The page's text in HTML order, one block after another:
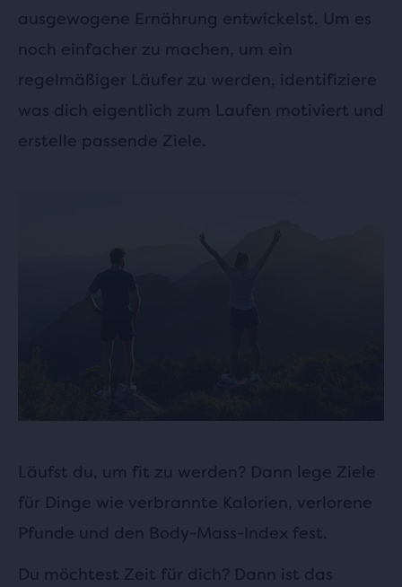
ausgewogene Ernährung entwickelst. Um es
noch einfacher zu machen, um ein
regelmäßiger Läufer zu werden, identifiziere
was dich eigentlich zum Laufen motiviert und
erstelle passende Ziele.
Läufst du, um fit zu werden? Dann lege Ziele
für Dinge wie verbrannte Kalorien, verlorene
Pfunde und den Body-Mass-Index fest.
Du möchtest Zeit für dich? Dann ist das